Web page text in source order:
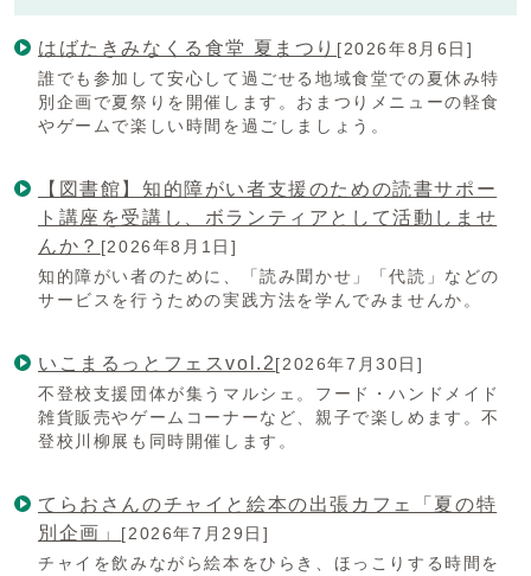
はばたきみなくる食堂 夏まつり [2026年8月6日]
誰でも参加して安心して過ごせる地域食堂での夏休み特
別企画で夏祭りを開催します。おまつりメニューの軽食
やゲームで楽しい時間を過ごしましょう。
【図書館】知的障がい者支援のための読書サポー
ト講座を受講し、ボランティアとして活動しませ
んか？ [2026年8月1日]
知的障がい者のために、「読み聞かせ」「代読」などの
サービスを行うための実践方法を学んでみませんか。
いこまるっとフェスvol.2[2026年7月30日]
不登校支援団体が集うマルシェ。フード・ハンドメイド
雑貨販売やゲームコーナーなど、親子で楽しめます。不
登校川柳展も同時開催します。
てらおさんのチャイと絵本の出張カフェ「夏の特
別企画」 [2026年7月29日]
チャイを飲みながら絵本をひらき、ほっこりする時間を